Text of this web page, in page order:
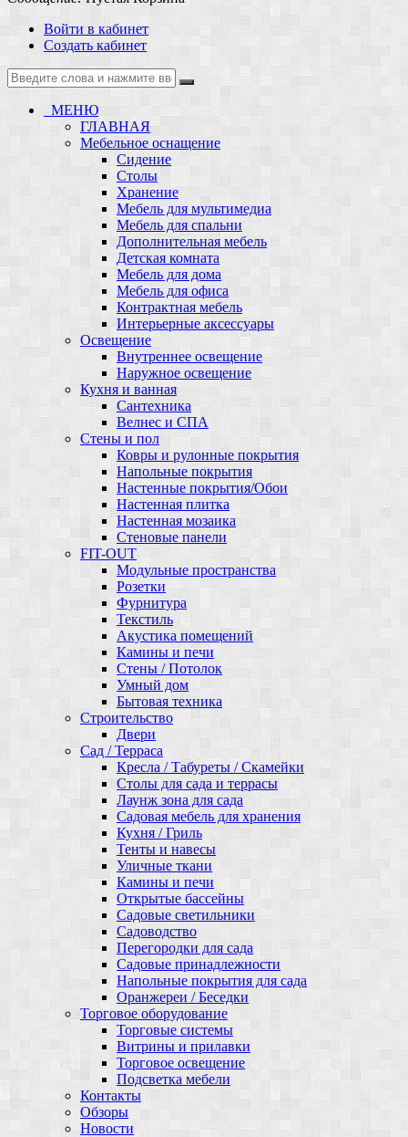
Войти в кабинет
Создать кабинет
МЕНЮ
ГЛАВНАЯ
Мебельное оснащение
Сидение
Столы
Хранение
Мебель для мультимедиа
Мебель для спальни
Дополнительная мебель
Детская комната
Мебель для дома
Мебель для офиса
Контрактная мебель
Интерьерные аксессуары
Освещение
Внутреннее освещение
Наружное освещение
Кухня и ванная
Сантехника
Велнес и СПА
Стены и пол
Ковры и рулонные покрытия
Напольные покрытия
Настенные покрытия/Обои
Настенная плитка
Настенная мозаика
Стеновые панели
FIT-OUT
Модульные пространства
Розетки
Фурнитура
Текстиль
Акустика помещений
Камины и печи
Стены / Потолок
Умный дом
Бытовая техника
Строительство
Двери
Сад / Терраса
Кресла / Табуреты / Скамейки
Столы для сада и террасы
Лаунж зона для сада
Садовая мебель для хранения
Кухня / Гриль
Тенты и навесы
Уличные ткани
Камины и печи
Открытые бассейны
Садовые светильники
Садоводство
Перегородки для сада
Садовые принадлежности
Напольные покрытия для сада
Оранжереи / Беседки
Торговое оборудование
Торговые системы
Витрины и прилавки
Торговое освещение
Подсветка мебели
Контакты
Обзоры
Новости